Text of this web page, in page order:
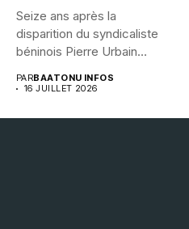
Seize ans après la
disparition du syndicaliste
béninois Pierre Urbain
PARBAATONU INFOS
16 JUILLET 2026